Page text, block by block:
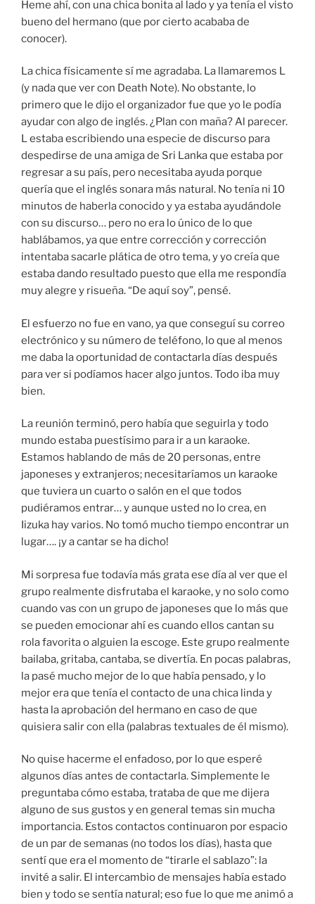
Heme ahí, con una chica bonita al lado y ya tenía el visto
bueno del hermano (que por cierto acababa de
conocer).
La chica físicamente sí me agradaba. La llamaremos L
(y nada que ver con Death Note). No obstante, lo
primero que le dijo el organizador fue que yo le podía
ayudar con algo de inglés. ¿Plan con maña? Al parecer.
L estaba escribiendo una especie de discurso para
despedirse de una amiga de Sri Lanka que estaba por
regresar a su país, pero necesitaba ayuda porque
quería que el inglés sonara más natural. No tenía ni 10
minutos de haberla conocido y ya estaba ayudándole
con su discurso… pero no era lo único de lo que
hablábamos, ya que entre corrección y corrección
intentaba sacarle plática de otro tema, y yo creía que
estaba dando resultado puesto que ella me respondía
muy alegre y risueña. “De aquí soy”, pensé.
El esfuerzo no fue en vano, ya que conseguí su correo
electrónico y su número de teléfono, lo que al menos
me daba la oportunidad de contactarla días después
para ver si podíamos hacer algo juntos. Todo iba muy
bien.
La reunión terminó, pero había que seguirla y todo
mundo estaba puestísimo para ir a un karaoke.
Estamos hablando de más de 20 personas, entre
japoneses y extranjeros; necesitaríamos un karaoke
que tuviera un cuarto o salón en el que todos
pudiéramos entrar… y aunque usted no lo crea, en
Iizuka hay varios. No tomó mucho tiempo encontrar un
lugar…. ¡y a cantar se ha dicho!
Mi sorpresa fue todavía más grata ese día al ver que el
grupo realmente disfrutaba el karaoke, y no solo como
cuando vas con un grupo de japoneses que lo más que
se pueden emocionar ahí es cuando ellos cantan su
rola favorita o alguien la escoge. Este grupo realmente
bailaba, gritaba, cantaba, se divertía. En pocas palabras,
la pasé mucho mejor de lo que había pensado, y lo
mejor era que tenía el contacto de una chica linda y
hasta la aprobación del hermano en caso de que
quisiera salir con ella (palabras textuales de él mismo).
No quise hacerme el enfadoso, por lo que esperé
algunos días antes de contactarla. Simplemente le
preguntaba cómo estaba, trataba de que me dijera
alguno de sus gustos y en general temas sin mucha
importancia. Estos contactos continuaron por espacio
de un par de semanas (no todos los días), hasta que
sentí que era el momento de “tirarle el sablazo”: la
invité a salir. El intercambio de mensajes había estado
bien y todo se sentía natural; eso fue lo que me animó a